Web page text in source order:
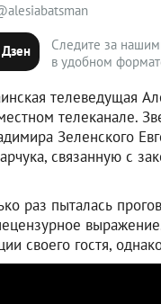
Дзен
Следите за
в удобном
телеведущая
телеканале.
Зеленского
связанную с
раз пыталась
своего гостя,